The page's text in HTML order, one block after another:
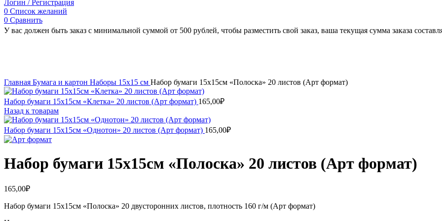
Логин / Регистрация
0 Список желаний
0 Сравнить
У вас должен быть заказ с минимальной суммой от 500 рублей, чтобы разместить свой заказ, ваша текущая сумма заказа
Главная Бумага и картон Наборы 15х15 см Набор бумаги 15х15см «Полоска» 20 листов (Арт формат)
Набор бумаги 15х15см «Клетка» 20 листов (Арт формат) 165,00₽
Назад к товарам
Набор бумаги 15х15см «Однотон» 20 листов (Арт формат) 165,00₽
Набор бумаги 15х15см «Полоска» 20 листов (Арт формат)
165,00₽
Набор бумаги 15х15см «Полоска» 20 двусторонних листов, плотность 160 г/м (Арт формат)